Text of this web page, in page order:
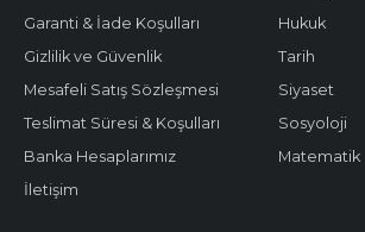
Garanti & İade Koşulları
Gizlilik ve Güvenlik
Mesafeli Satış Sözleşmesi
Teslimat Süresi & Koşulları
Banka Hesaplarımız
İletişim
Hukuk
Tarih
Siyaset
Sosyoloji
Matematik